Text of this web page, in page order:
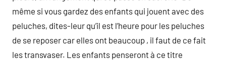
même si vous gardez des enfants qui jouent avec des
peluches, dites-leur qu’il est l’heure pour les peluches
de se reposer car elles ont beaucoup , il faut de ce fait
les transvaser. Les enfants penseront à ce titre